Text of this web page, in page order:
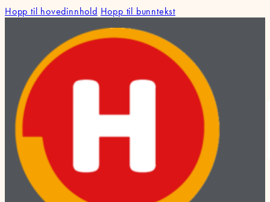
Hopp til hovedinnhold Hopp til bunntekst